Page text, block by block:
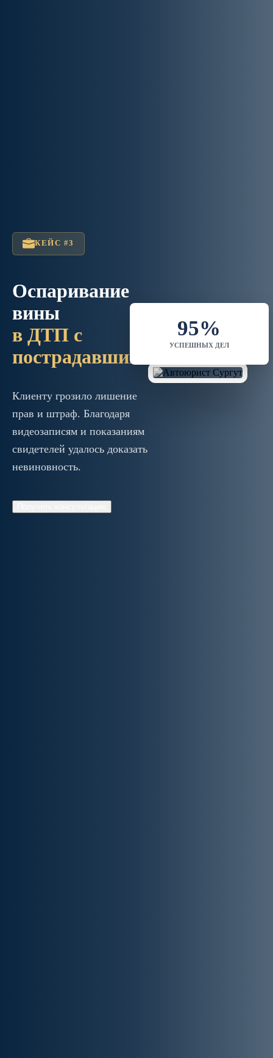
КЕЙС #3
Оспаривание
вины
в ДТП с
пострадавшим
Клиенту грозило лишение
прав и штраф. Благодаря
видеозаписям и показаниям
свидетелей удалось доказать
невиновность.
95%
УСПЕШНЫХ ДЕЛ